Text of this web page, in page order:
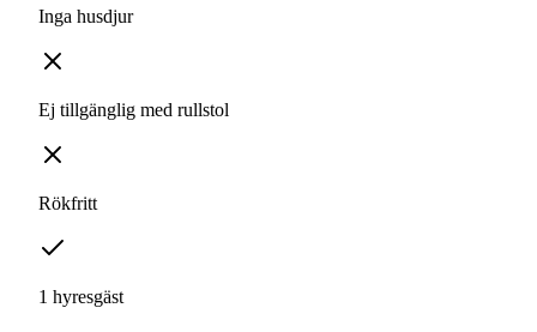
Inga husdjur
Ej tillgänglig med rullstol
Rökfritt
1 hyresgäst